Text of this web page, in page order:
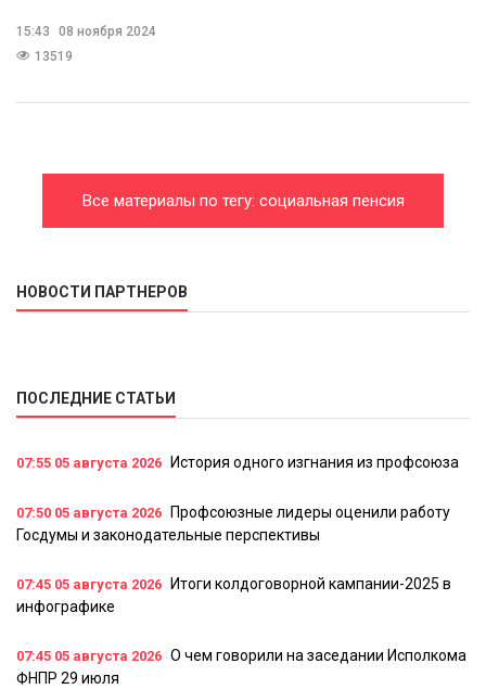
15:43
08 ноября 2024
13519
Все материалы по тегу: социальная пенсия
НОВОСТИ ПАРТНЕРОВ
ПОСЛЕДНИЕ СТАТЬИ
07:55 05 августа 2026 История одного изгнания из профсоюза
07:50 05 августа 2026
Профсоюзные лидеры оценили работу
Госдумы и законодательные перспективы
07:45 05 августа 2026
Итоги колдоговорной кампании-2025 в
инфографике
07:45 05 августа 2026 О чем говорили на заседании Исполкома
ФНПР 29 июля